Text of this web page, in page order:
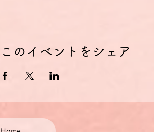
このイベントをシェア